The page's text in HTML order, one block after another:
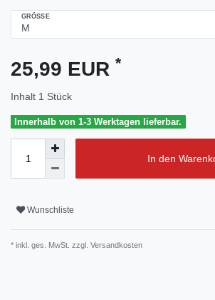
GRÖSSE
25,99 EUR *
Inhalt 1 Stück
Innerhalb von 1-3 Werktagen lieferbar.
In den
Wunschliste
* inkl. ges. MwSt. zzgl. Versandkosten